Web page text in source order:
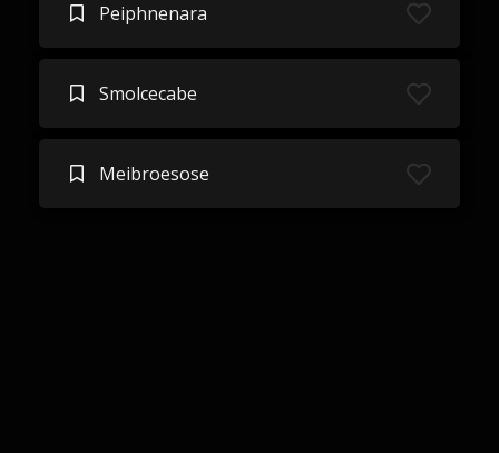
Peiphnenara
Smolcecabe
Meibroesose